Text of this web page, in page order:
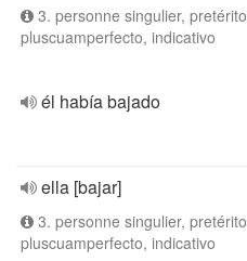
3. personne singulier, pretérito
pluscuamperfecto, indicativo
él había bajado
ella [bajar]
3. personne singulier, pretérito
pluscuamperfecto, indicativo